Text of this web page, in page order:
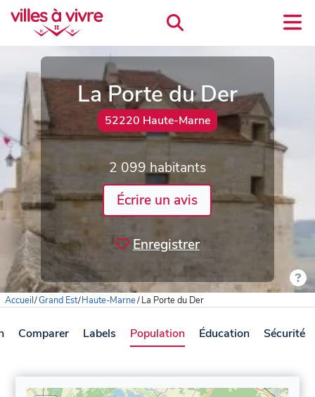
La Porte du Der
52220 Haute-Marne
2 099 habitants
Écrire un avis
Enregistrer
Accueil/Grand Est/Haute-Marne/La Porte du Der
Comparer Labels Population Éducation Sécurité